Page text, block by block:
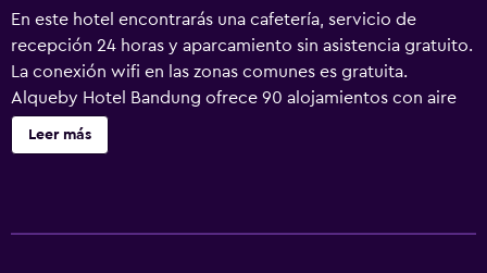
En este hotel encontrarás una cafetería, servicio de
recepción 24 horas y aparcamiento sin asistencia gratuito.
La conexión wifi en las zonas comunes es gratuita.
Alqueby Hotel Bandung ofrece 90 alojamientos con aire
acondicionado y artículos de higiene personal gratuitos.
Se ofrece una televisión LCD de 32 pulgadas con canales
Leer más